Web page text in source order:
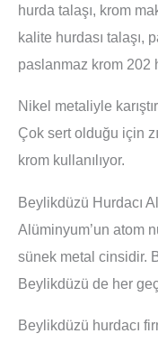
hurda talaşı, krom
kalite hurdası talaşı,
paslanmaz krom 202
Nikel metaliyle
Çok sert olduğu için
krom kullanılıyor.
Beylikdüzü Hurdacı
Alüminyum’un atom
sünek metal cinsidir.
Beylikdüzü de her
Beylikdüzü hurdacı